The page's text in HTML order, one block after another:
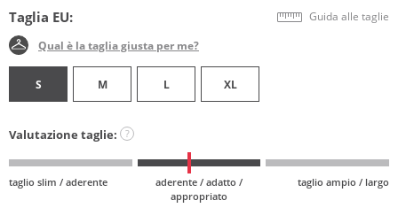
Taglia EU: Guida alle taglie
Qual è la taglia giusta per me?
S M L XL
Valutazione taglie: ?
taglio slim / aderente
aderente / adatto /
appropriato
taglio ampio / largo